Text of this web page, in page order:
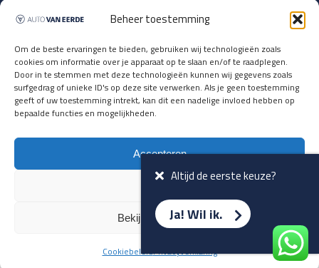
Beheer toestemming
Om de beste ervaringen te bieden, gebruiken wij technologieën zoals
cookies om informatie over je apparaat op te slaan en/of te raadplegen.
Door in te stemmen met deze technologieën kunnen wij gegevens zoals
surfgedrag of unieke ID's op deze site verwerken. Als je geen toestemming
geeft of uw toestemming intrekt, kan dit een nadelige invloed hebben op
bepaalde functies en mogelijkheden.
Accepteren
Bekijk voorkeuren
CookiebeleidPrivacyverklaring
Terug naar overzicht
Updates over nieuwbinnen-komers
vóórdat ze op de portals staan?
Registreer je hier.
E-mailadres *
Altijd de eerste keuze?
Ja! Wil ik.